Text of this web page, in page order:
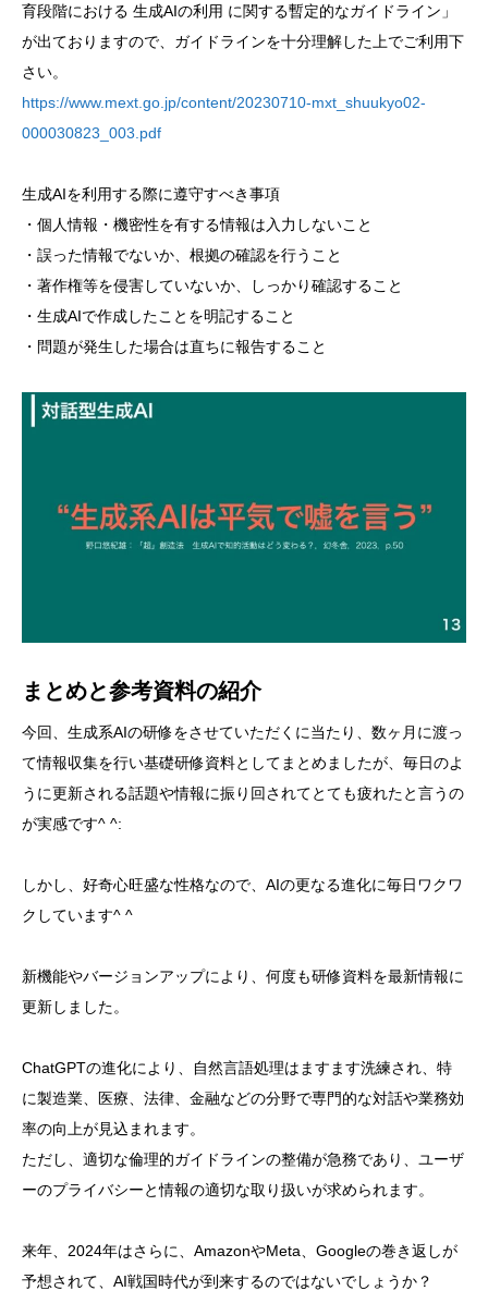
育段階における 生成AIの利用 に関する暫定的なガイドライン」
が出ておりますので、ガイドラインを十分理解した上でご利用下
さい。
https://www.mext.go.jp/content/20230710-mxt_shuukyo02-
000030823_003.pdf
生成AIを利用する際に遵守すべき事項
・個人情報・機密性を有する情報は入力しないこと
・誤った情報でないか、根拠の確認を行うこと
・著作権等を侵害していないか、しっかり確認すること
・生成AIで作成したことを明記すること
・問題が発生した場合は直ちに報告すること
まとめと参考資料の紹介
今回、生成系AIの研修をさせていただくに当たり、数ヶ月に渡っ
て情報収集を行い基礎研修資料としてまとめましたが、毎日のよ
うに更新される話題や情報に振り回されてとても疲れたと言うの
が実感です^ ^:
しかし、好奇心旺盛な性格なので、AIの更なる進化に毎日ワクワ
クしています^ ^
新機能やバージョンアップにより、何度も研修資料を最新情報に
更新しました。
ChatGPTの進化により、自然言語処理はますます洗練され、特
に製造業、医療、法律、金融などの分野で専門的な対話や業務効
率の向上が見込まれます。
ただし、適切な倫理的ガイドラインの整備が急務であり、ユーザ
ーのプライバシーと情報の適切な取り扱いが求められます。
来年、2024年はさらに、AmazonやMeta、Googleの巻き返しが
予想されて、AI戦国時代が到来するのではないでしょうか？